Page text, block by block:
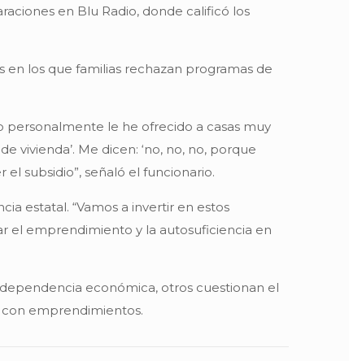
en Blu Radio, donde calificó los
los que familias rechazan programas de
personalmente le he ofrecido a casas muy
vivienda’. Me dicen: ‘no, no, no, porque
subsidio”, señaló el funcionario.
estatal. “Vamos a invertir en estos
el emprendimiento y la autosuficiencia en
económica, otros cuestionan el
emprendimientos.